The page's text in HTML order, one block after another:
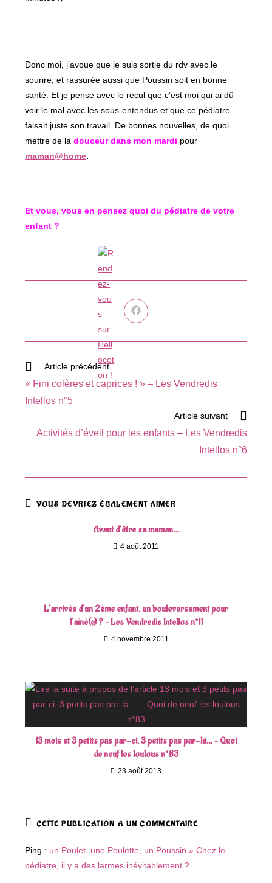
Donc moi, j’avoue que je suis sortie du rdv avec le
sourire, et rassurée aussi que Poussin soit en bonne
santé. Et je pense avec le recul que c’est moi qui ai dû
voir le mal avec les sous-entendus et que ce pédiatre
faisait juste son travail. De bonnes nouvelles, de quoi
mettre de ladouceur dans mon mardi pour
maman@home.
Et vous, vous en pensez quoi du pédiatre de votre
enfant ?
Ouvrir
dans
autre
Read
articles
Article précédent
« Fini colères et caprices ! » – Les Vendredis
Intellos n°5
Article suivant
Activités d’éveil pour les enfants – Les Vendredis
Intellos n°6
VOUS DEVRIEZ ÉGALEMENT AIMER
Avant d’être sa maman…
4 août 2011
L’arrivée d’un 2ème enfant, un bouleversement pour
l’aîné(e) ? – Les Vendredis Intellos n°11
4 novembre 2011
13 mois et 3 petits pas par-ci, 3 petits pas par-là… – Quoi
de neuf les loulous n°83
23 août 2013
CETTE PUBLICATION A UN COMMENTAIRE
Ping : un Poulet, une Poulette, un Poussin » Chez le
pédiatre, il y a des larmes inévitablement ?